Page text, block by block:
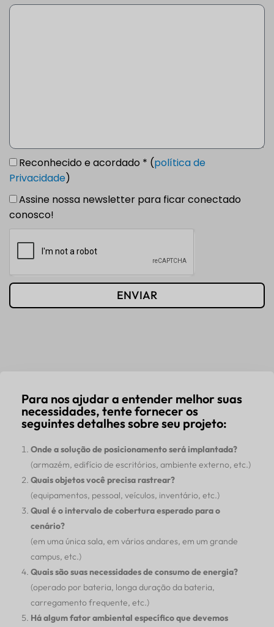
Reconhecido e acordado * (política de
Privacidade)
Assine nossa newsletter para ficar conectado
conosco!
ENVIAR
Para nos ajudar a entender melhor suas
necessidades, tente fornecer os
seguintes detalhes sobre seu projeto:
Onde a solução de posicionamento será implantada?
(armazém, edifício de escritórios, ambiente externo, etc.)
Quais objetos você precisa rastrear?
(equipamentos, pessoal, veículos, inventário, etc.)
Qual é o intervalo de cobertura esperado para o
cenário?
(em uma única sala, em vários andares, em um grande
campus, etc.)
Quais são suas necessidades de consumo de energia?
(operado por bateria, longa duração da bateria,
carregamento frequente, etc.)
Há algum fator ambiental específico que devemos